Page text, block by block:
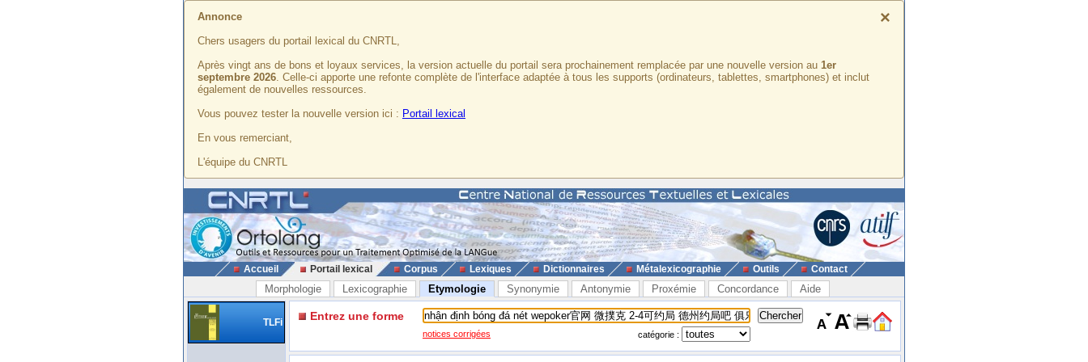
×
Annonce
Chers usagers du portail lexical du CNRTL,
Après vingt ans de bons et loyaux services, la version actuelle du portail sera prochainement remplacée par une nouvelle version au 1er
septembre 2026. Celle-ci apporte une refonte complète de l'interface adaptée à tous les supports (ordinateurs, tablettes, smartphones) et inclut
également de nouvelles ressources.
Vous pouvez tester la nouvelle version ici : Portail lexical
En vous remerciant,
L'équipe du CNRTL
Accueil Portail lexical Corpus Lexiques Dictionnaires Métalexicographie Outils Contact
Morphologie Lexicographie Etymologie Synonymie Antonymie Proxémie Concordance Aide
TLFi Entrez une forme
notices corrigées catégorie :